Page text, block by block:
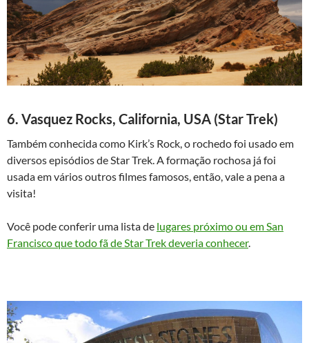
6. Vasquez Rocks, California, USA (Star Trek)
Também conhecida como Kirk’s Rock, o rochedo foi usado em
diversos episódios de Star Trek. A formação rochosa já foi
usada em vários outros filmes famosos, então, vale a pena a
visita!
Você pode conferir uma lista de lugares próximo ou em San
Francisco que todo fã de Star Trek deveria conhecer.